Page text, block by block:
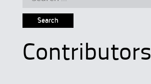
Contributors